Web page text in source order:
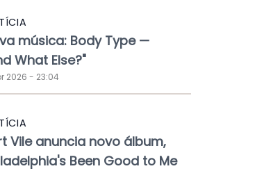
música: Body Type —
What Else?"
2026 - 23:04
Vile anuncia novo álbum,
Been Good to Me